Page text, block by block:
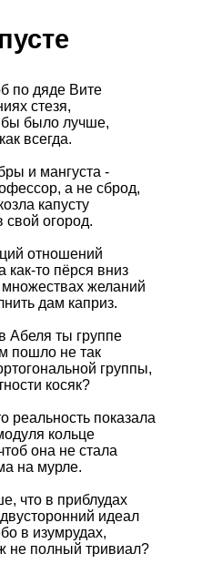
по дяде Вите
стезя,
бы было лучше,
всегда.
и мангуста -
а не сброд,
капусту
свой огород.
отношений
как-то пёрся вниз
желаний
дам каприз.
Абеля ты группе
пошло не так
группы,
косяк?
реальность показала
кольце
она не стала
на мурле.
что в приблудах
идеал
в изумрудах,
не полный тривиал?